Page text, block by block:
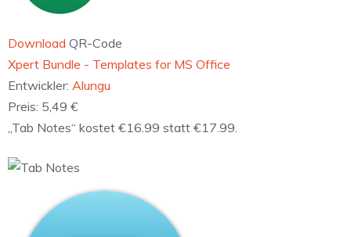
Download QR-Code
‎Xpert Bundle - Templates for MS Office
Entwickler: Alungu
Preis: 5,49 €
„Tab Notes“ kostet €16.99 statt €17.99.